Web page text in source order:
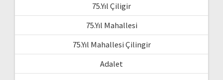
75.Yıl Çiligir
75.Yıl Mahallesi
75.Yıl Mahallesi Çilingir
Adalet